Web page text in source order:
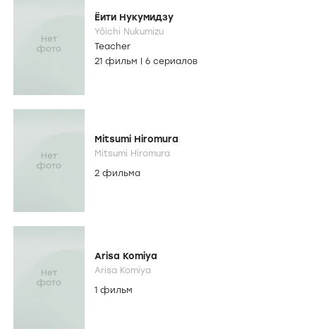
Ёити Нукумидзу
Yôichi Nukumizu
Teacher
21 фильм
6 сериалов
Mitsumi Hiromura
Mitsumi Hiromura
2 фильма
Arisa Komiya
Arisa Komiya
1 фильм